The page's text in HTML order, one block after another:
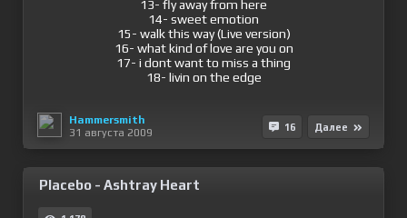
13- fly away from here
14- sweet emotion
15- walk this way (Live version)
16- what kind of love are you on
17- i dont want to miss a thing
18- livin on the edge
Hammersmith
31 августа 2009
16 Далее
Placebo - Ashtray Heart